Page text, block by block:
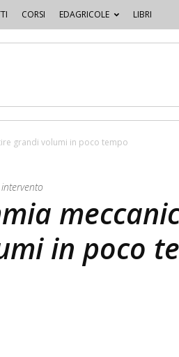
CORSI EDAGRICOLE LIBRI
grandi volumi in poco tempo
in poco